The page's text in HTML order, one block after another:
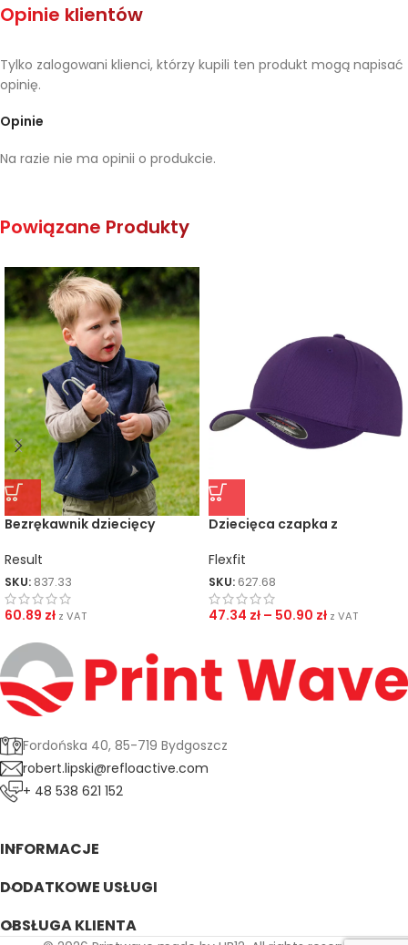
Opinie klientów
Opinie
Na razie nie ma opinii o produkcie.
Tylko zalogowani klienci, którzy kupili ten produkt mogą napisać
opinię.
Powiązane Produkty
Bezrękawnik dziecięcy
Result
SKU: 837.33
60.89 zł z VAT
Dziecięca czapka z
Combed
Flexfit
SKU: 627.68
47.34 zł – 50.90 zł z VAT
Fordońska 40, 85-719 Bydgoszcz
robert.lipski@refloactive.com
+ 48 538 621 152
INFORMACJE
DODATKOWE USŁUGI
OBSŁUGA KLIENTA